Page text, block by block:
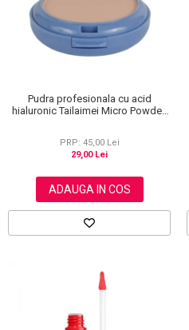
Pudra profesionala cu acid
hialuronic Tailaimei Micro Powder,
PRP: 45,00 Lei
29,00 Lei
ADAUGA IN COS